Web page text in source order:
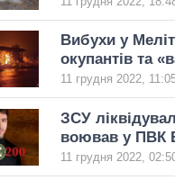
Вибухи у
окупантів та
11 грудня 2022,
ЗСУ
воював у ПВК
11 грудня 2022,